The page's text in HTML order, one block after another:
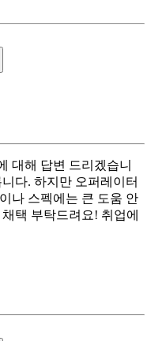
대해 답변 드리겠습니
다. 하지만 오퍼레이터
나 스펙에는 큰 도움 안
택 부탁드려요! 취업에